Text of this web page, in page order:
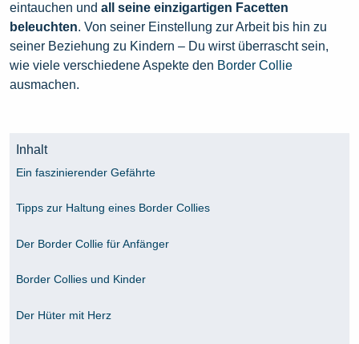
eintauchen und all seine einzigartigen Facetten
beleuchten. Von seiner Einstellung zur Arbeit bis hin zu
seiner Beziehung zu Kindern – Du wirst überrascht sein,
wie viele verschiedene Aspekte den Border Collie
ausmachen.
Inhalt
Ein faszinierender Gefährte
Tipps zur Haltung eines Border Collies
Der Border Collie für Anfänger
Border Collies und Kinder
Der Hüter mit Herz